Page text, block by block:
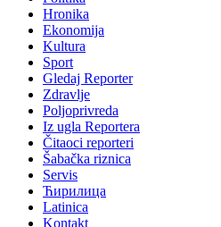
Hronika
Ekonomija
Kultura
Sport
Gledaj Reporter
Zdravlje
Poljoprivreda
Iz ugla Reportera
Čitaoci reporteri
Šabačka riznica
Servis
Ћирилица
Latinica
Kontakt